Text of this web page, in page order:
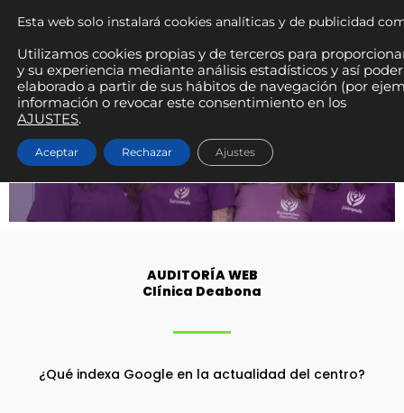
AUDITORÍA WEB
Clínica Deabona
¿Qué indexa Google en la actualidad del centro?
Esta web solo instalará cookies analíticas y de publicidad
Utilizamos cookies propias y de terceros para
y su experiencia mediante análisis estadísticos y así
elaborado a partir de sus hábitos de navegación (por
información o revocar este consentimiento en los
AJUSTES.
Aceptar Rechazar Ajustes